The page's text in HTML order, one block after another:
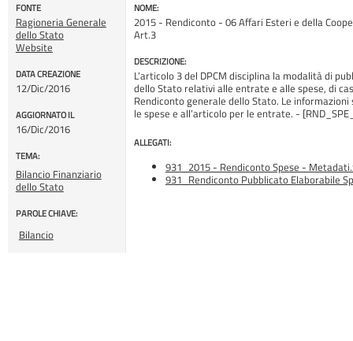
FONTE
Ragioneria Generale
dello Stato
Website
DATA CREAZIONE
12/Dic/2016
AGGIORNATO IL
16/Dic/2016
TEMA:
Bilancio Finanziario
dello Stato
PAROLE CHIAVE:
Bilancio
NOME:
2015 - Rendiconto - 06 Affari Esteri e della
Art.3
DESCRIZIONE:
L’articolo 3 del DPCM disciplina la modalità di
dello Stato relativi alle entrate e alle spese, di
Rendiconto generale dello Stato. Le
le spese e all’articolo per le entrate. -
ALLEGATI:
931_2015 - Rendiconto Spese -
931_Rendiconto Pubblicato Elaborabile